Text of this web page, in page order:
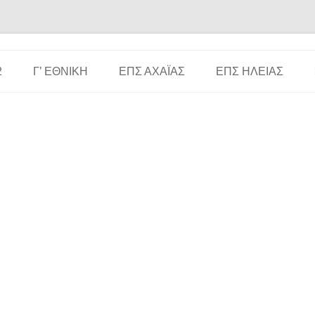
Γ’ ΕΘΝΙΚΉ ΕΠΣ ΑΧΑΪ́ΑΣ ΕΠΣ ΗΛΕΊΑΣ